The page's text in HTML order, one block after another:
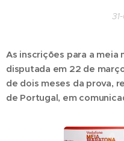
As inscrições para a meia
disputada em 22 de
de dois meses da prova,
de Portugal, em